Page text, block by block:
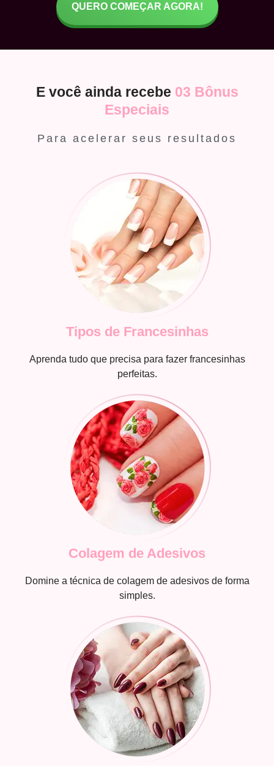
QUERO COMEÇAR AGORA!
E você ainda recebe 03 Bônus
Especiais
Para acelerar seus resultados
Tipos de Francesinhas
Aprenda tudo que precisa para fazer francesinhas
perfeitas.
Colagem de Adesivos
Domine a técnica de colagem de adesivos de forma
simples.